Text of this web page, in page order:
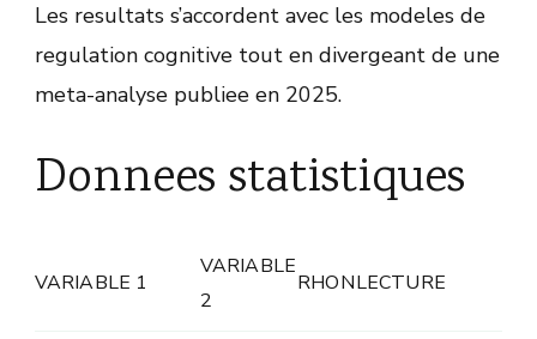
Les resultats s’accordent avec les modeles de
regulation cognitive tout en divergeant de une
meta-analyse publiee en 2025.
Donnees statistiques
VARIABLE 1
VARIABLE
2
RHONLECTURE